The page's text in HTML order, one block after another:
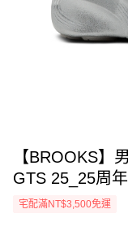
【BROOKS】
GTS 25_25周
宅配滿NT$3,500免運